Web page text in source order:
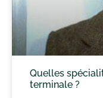
Quelles
terminale ?